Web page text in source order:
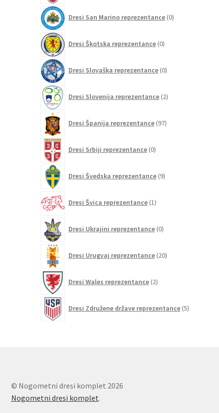
Dresi San Marino reprezentance 0izdelkov
Dresi Škotska reprezentance 0izdelkov
Dresi Slovaška reprezentance 0izdelkov
Dresi Slovenija reprezentance 2izdelka
Dresi Španija reprezentance 97izdelkov
Dresi Srbiji reprezentance 0izdelkov
Dresi Švedska reprezentance 9izdelkov
Dresi Švica reprezentance 1izdelek
Dresi Ukrajini reprezentance 0izdelkov
Dresi Urugvaj reprezentance 20izdelkov
Dresi Wales reprezentance 2izdelka
Dresi Združene države reprezentance 5izdelkov
© Nogometni dresi komplet 2026
Nogometni dresi komplet.